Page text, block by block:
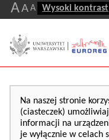
AA A Wysoki kontrast
Na naszej stronie
(ciasteczek)
informacji na
je wyłącznie w celach